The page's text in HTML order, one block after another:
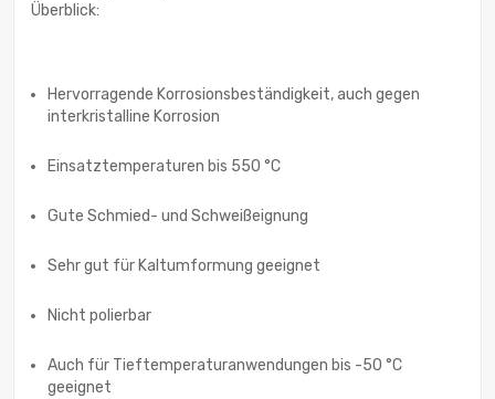
Überblick:
Hervorragende Korrosionsbeständigkeit, auch gegen
interkristalline Korrosion
Einsatztemperaturen bis 550 °C
Gute Schmied- und Schweißeignung
Sehr gut für Kaltumformung geeignet
Nicht polierbar
Auch für Tieftemperaturanwendungen bis -50 °C
geeignet